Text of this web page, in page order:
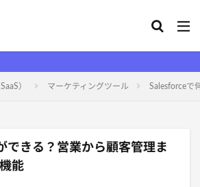
） マーケティングツール Salesforceで
できる？営業から顧客管理ま
能